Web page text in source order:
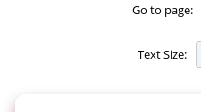
Go to page:
Text Size: